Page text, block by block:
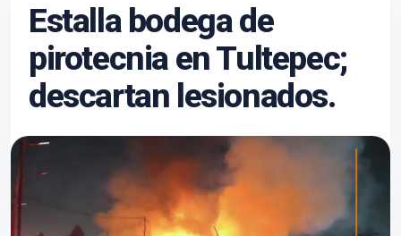
Estalla bodega de
pirotecnia en Tultepec;
descartan lesionados.
Asistente conectado